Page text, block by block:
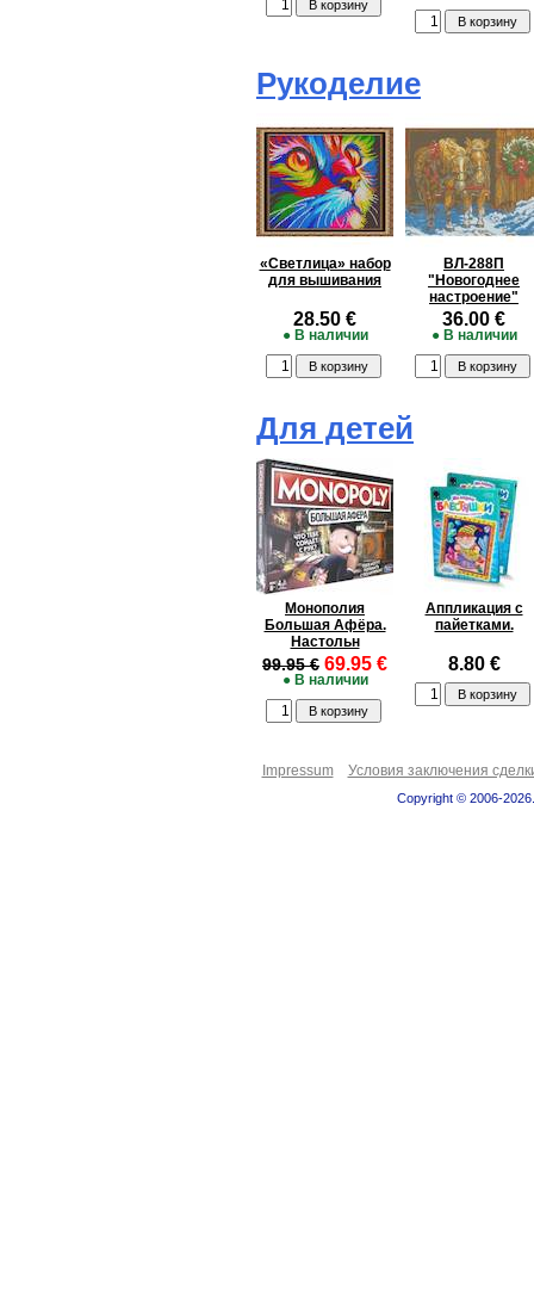
Рукоделие
«Светлица» набор
для вышивания
28.50 €
● В наличии
ВЛ-288П
"Новогоднее
настроение"
36.00 €
● В наличии
Для детей
Монополия
Большая Афёра.
Настольн
99.95 € 69.95 €
● В наличии
Аппликация с
пайетками.
8.80 €
Impressum Условия заключения
Copyright © 2006-